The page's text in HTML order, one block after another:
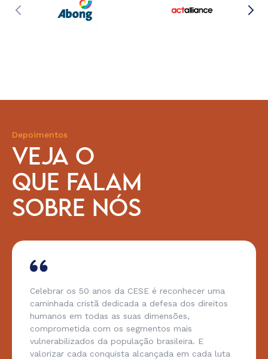
Depoimentos
VEJA O
QUE FALAM
SOBRE NÓS
Celebrar os 50 anos da CESE é reconhecer uma
caminhada cristã dedicada a defesa dos direitos
humanos em todas as suas dimensões,
comprometida com os segmentos mais
vulnerabilizados da população brasileira. E
valorizar cada conquista alcançada em cada luta